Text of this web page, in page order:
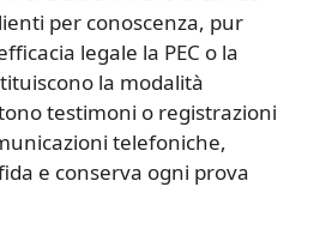
per conoscenza, pur
legale la PEC o la
la modalità
testimoni o registrazioni
telefoniche,
e conserva ogni prova